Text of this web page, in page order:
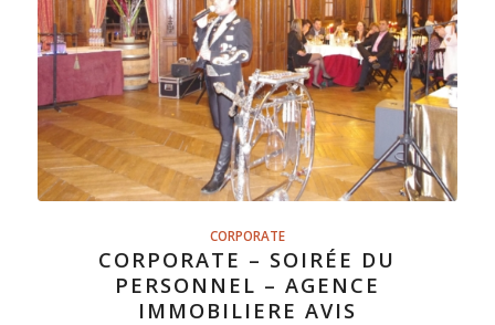
CORPORATE
CORPORATE – SOIRÉE DU
PERSONNEL – AGENCE
IMMOBILIERE AVIS